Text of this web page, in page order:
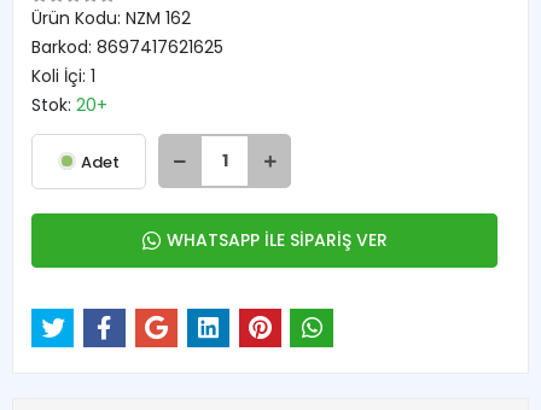
Ürün Kodu: NZM 162
Barkod: 8697417621625
Koli İçi: 1
Stok: 20+
Adet
WHATSAPP İLE SİPARİŞ VER